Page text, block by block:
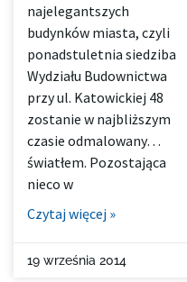
najelegantszych
budynków miasta, czyli
ponadstuletnia siedziba
Wydziału Budownictwa
przy ul. Katowickiej 48
zostanie w najbliższym
czasie odmalowany…
światłem. Pozostająca
nieco w
Czytaj więcej »
19 września 2014